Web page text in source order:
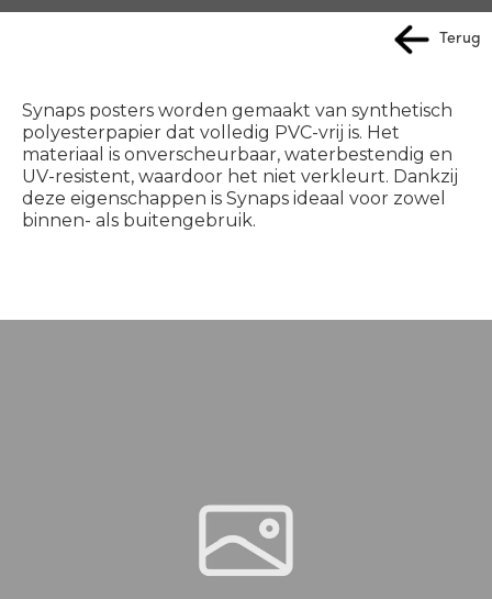
Terug
Synaps posters worden gemaakt van synthetisch
polyesterpapier dat volledig PVC-vrij is. Het
materiaal is onverscheurbaar, waterbestendig en
UV-resistent, waardoor het niet verkleurt. Dankzij
deze eigenschappen is Synaps ideaal voor zowel
binnen- als buitengebruik.